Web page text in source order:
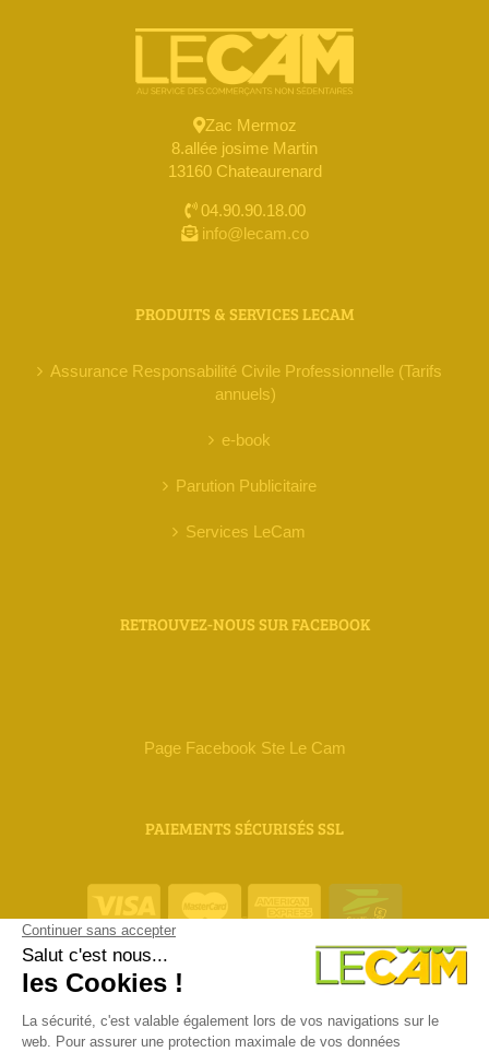
Zac Mermoz
8.allée josime Martin
13160 Chateaurenard
04.90.90.18.00
info@lecam.co
PRODUITS & SERVICES LECAM
Assurance Responsabilité Civile Professionnelle (Tarifs
annuels)
e-book
Parution Publicitaire
Services LeCam
RETROUVEZ-NOUS SUR FACEBOOK
Page Facebook Ste Le Cam
PAIEMENTS SÉCURISÉS SSL